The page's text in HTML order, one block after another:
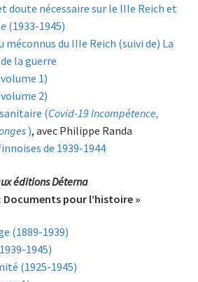
doute nécessaire sur le IIIe Reich et
(1933-1945)
du IIIe Reich (suivi de) La
la guerre
1)
2)
(Covid-19 Incompétence,
), avec Philippe Randa
de 1939-1944
éditions Déterna
pour l’histoire »
(1889-1939)
1945)
(1925-1945)